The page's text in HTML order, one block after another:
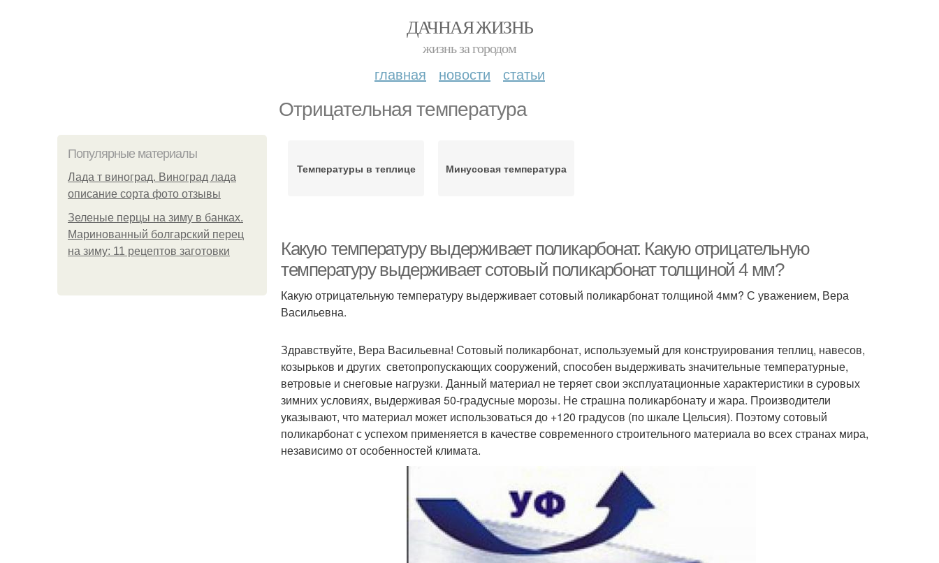
ДАЧНАЯ ЖИЗНЬ
жизнь за городом
главная новости статьи
Отрицательная температура
Популярные материалы
Лада т виноград. Виноград лада
описание сорта фото отзывы
Зеленые перцы на зиму в банках.
Маринованный болгарский перец
на зиму: 11 рецептов заготовки
Температуры в теплице Минусовая температура
Какую температуру выдерживает поликарбонат. Какую отрицательную
температуру выдерживает сотовый поликарбонат толщиной 4 мм?
Какую отрицательную температуру выдерживает сотовый поликарбонат толщиной 4мм? С уважением, Вера
Васильевна.
Здравствуйте, Вера Васильевна! Сотовый поликарбонат, используемый для конструирования теплиц, навесов,
козырьков и других светопропускающих сооружений, способен выдерживать значительные температурные,
ветровые и снеговые нагрузки. Данный материал не теряет свои эксплуатационные характеристики в суровых
зимних условиях, выдерживая 50-градусные морозы. Не страшна поликарбонату и жара. Производители
указывают, что материал может использоваться до +120 градусов (по шкале Цельсия). Поэтому сотовый
поликарбонат с успехом применяется в качестве современного строительного материала во всех странах мира,
независимо от особенностей климата.